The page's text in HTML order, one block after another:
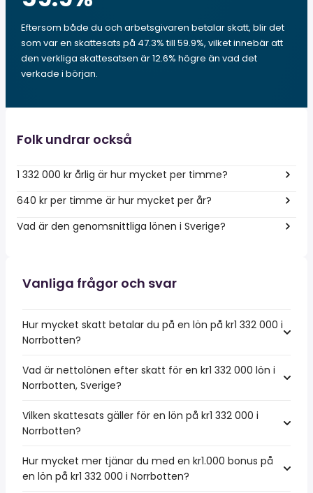
Eftersom både du och arbetsgivaren betalar skatt, blir det
som var en skattesats på 47.3% till 59.9%, vilket innebär att
den verkliga skattesatsen är 12.6% högre än vad det
verkade i början.
Folk undrar också
1 332 000 kr årlig är hur mycket per timme?
640 kr per timme är hur mycket per år?
Vad är den genomsnittliga lönen i Sverige?
Vanliga frågor och svar
Hur mycket skatt betalar du på en lön på kr1 332 000 i
Norrbotten?
Vad är nettolönen efter skatt för en kr1 332 000 lön i
Norrbotten, Sverige?
Vilken skattesats gäller för en lön på kr1 332 000 i
Norrbotten?
Hur mycket mer tjänar du med en kr1.000 bonus på
en lön på kr1 332 000 i Norrbotten?